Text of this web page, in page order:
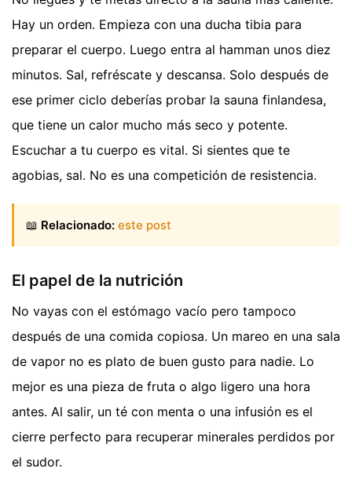
Hay un orden. Empieza con una ducha tibia para
preparar el cuerpo. Luego entra al hamman unos diez
minutos. Sal, refréscate y descansa. Solo después de
ese primer ciclo deberías probar la sauna finlandesa,
que tiene un calor mucho más seco y potente.
Escuchar a tu cuerpo es vital. Si sientes que te
agobias, sal. No es una competición de resistencia.
📖 Relacionado: este post
El papel de la nutrición
No vayas con el estómago vacío pero tampoco
después de una comida copiosa. Un mareo en una sala
de vapor no es plato de buen gusto para nadie. Lo
mejor es una pieza de fruta o algo ligero una hora
antes. Al salir, un té con menta o una infusión es el
cierre perfecto para recuperar minerales perdidos por
el sudor.